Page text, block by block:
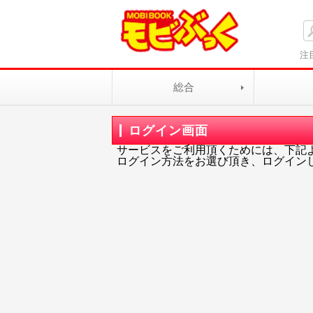
注
総合
ログイン画面
サービスをご利用頂くためには、下記
ログイン方法をお選び頂き、ログイン